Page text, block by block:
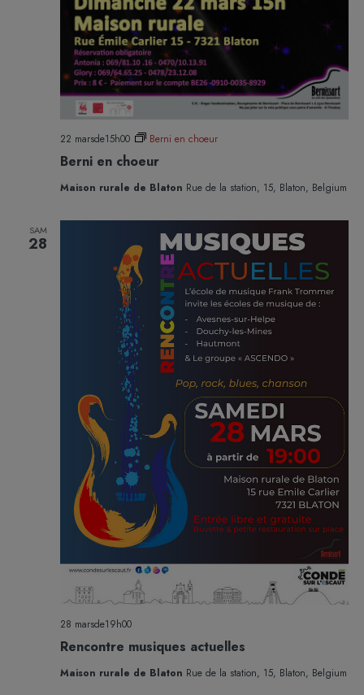
Berni en choeur
22 marsde15h00 Berni en choeur
Maison rurale de Blaton Rue de la station, 15, Blaton, Belgium
SAM
28
Rencontre musiques actuelles
28 marsde19h00
Maison rurale de Blaton Rue de la station, 15, Blaton, Belgium